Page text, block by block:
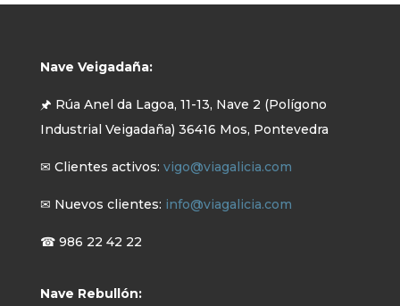
Nave Veigadaña:
🖈 Rúa Anel da Lagoa, 11-13, Nave 2 (Polígono
Industrial Veigadaña) 36416 Mos, Pontevedra
✉ Clientes activos: vigo@viagalicia.com
✉ Nuevos clientes: info@viagalicia.com
☎ 986 22 42 22
Nave Rebullón: